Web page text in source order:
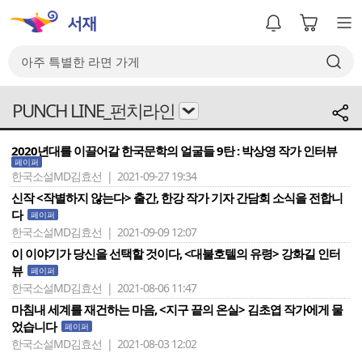
PUNCH LINE_펀치라인
2020년대를 이끌어갈 한국문학의 얼굴들 9탄 : 박상영 작가 인터뷰
페이퍼
한국소설MD김효선 | 2021-09-27 19:34
신작 <작별하지 않는다> 출간, 한강 작가 기자 간담회 소식을 전합니
다 페이퍼
한국소설MD김효선 | 2021-09-09 12:07
이 이야기가 당신을 선택할 것이다, <대불호텔의 유령> 강화길 인터
뷰
페이퍼
한국소설MD김효선 | 2021-08-06 11:47
마침내 세계를 재건하는 마음, <지구 끝의 온실> 김초엽 작가에게 물
었습니다 페이퍼
한국소설MD김효선 | 2021-08-03 12:02